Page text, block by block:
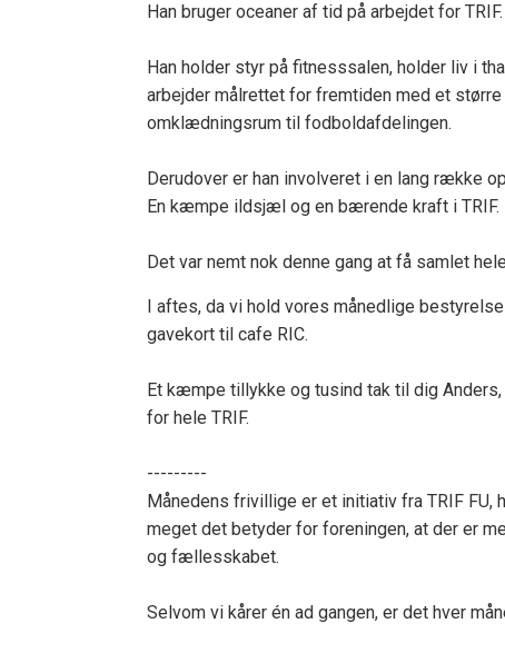
Han bruger oceaner af tid på arbejdet for TRIF.
Han holder styr på fitnesssalen, holder liv i
arbejder målrettet for fremtiden med et
omklædningsrum til fodboldafdelingen.
Derudover er han involveret i en lang række
En kæmpe ildsjæl og en bærende kraft i TRIF.
Det var nemt nok denne gang at få samlet
I aftes, da vi hold vores månedlige
gavekort til cafe RIC.
Et kæmpe tillykke og tusind tak til dig
for hele TRIF.
---------
Månedens frivillige er et initiativ fra TRIF FU,
meget det betyder for foreningen, at der er
og fællesskabet.
Selvom vi kårer én ad gangen, er det hver